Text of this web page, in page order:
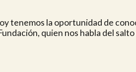
tenemos la oportunidad de
quien nos habla del